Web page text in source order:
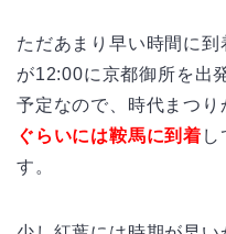
ただあまり早い時間に
が12:00に京都御所を出
予定なので、時代まつ
ぐらいには鞍馬に到着
す。